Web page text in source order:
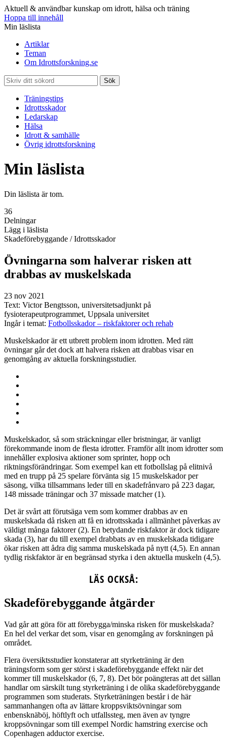
Aktuell & användbar kunskap om idrott, hälsa och träning
Hoppa till innehåll
Min läslista
Artiklar
Teman
Om Idrottsforskning.se
Sök
Träningstips
Idrottsskador
Ledarskap
Hälsa
Idrott & samhälle
Övrig idrottsforskning
Min läslista
Din läslista är tom.
36
Delningar
Lägg i läslista
Skadeförebyggande / Idrottsskador
Övningarna som halverar risken att
drabbas av muskelskada
23 nov 2021
Text: Victor Bengtsson, universitetsadjunkt på
fysioterapeutprogrammet, Uppsala universitet
Ingår i temat: Fotbollsskador – riskfaktorer och rehab
Muskelskador är ett utbrett problem inom idrotten. Med rätt
övningar går det dock att halvera risken att drabbas visar en
genomgång av aktuella forskningsstudier.
Muskelskador, så som sträckningar eller bristningar, är vanligt
förekommande inom de flesta idrotter. Framför allt inom idrotter som
innehåller explosiva aktioner som sprinter, hopp och
riktningsförändringar. Som exempel kan ett fotbollslag på elitnivå
med en trupp på 25 spelare förvänta sig 15 muskelskador per
säsong, vilka tillsammans leder till en skadefrånvaro på 223 dagar,
148 missade träningar och 37 missade matcher (1).
Det är svårt att förutsäga vem som kommer drabbas av en
muskelskada då risken att få en idrottsskada i allmänhet påverkas av
väldigt många faktorer (2). En betydande riskfaktor är dock tidigare
skada (3), har du till exempel drabbats av en muskelskada tidigare
ökar risken att ådra dig samma muskelskada på nytt (4,5). En annan
tydlig riskfaktor är en begränsad styrka i den aktuella muskeln (4,5).
LÄS OCKSÅ:
Skadeförebyggande åtgärder
Vad går att göra för att förebygga/minska risken för muskelskada?
En hel del verkar det som, visar en genomgång av forskningen på
området.
Flera översiktsstudier konstaterar att styrketräning är den
träningsform som ger störst i skadeförebyggande effekt när det
kommer till muskelskador (6, 7, 8). Det bör poängteras att det sällan
handlar om särskilt tung styrketräning i de olika skadeförebyggande
programmen som studerats. Styrketräningen består i de här
sammanhangen ofta av lättare kroppsviktsövningar som
enbensknäböj, höftlyft och utfallssteg, men även av tyngre
kroppsövningar som till exempel Nordic hamstring exercise och
Copenhagen adductor exercise.